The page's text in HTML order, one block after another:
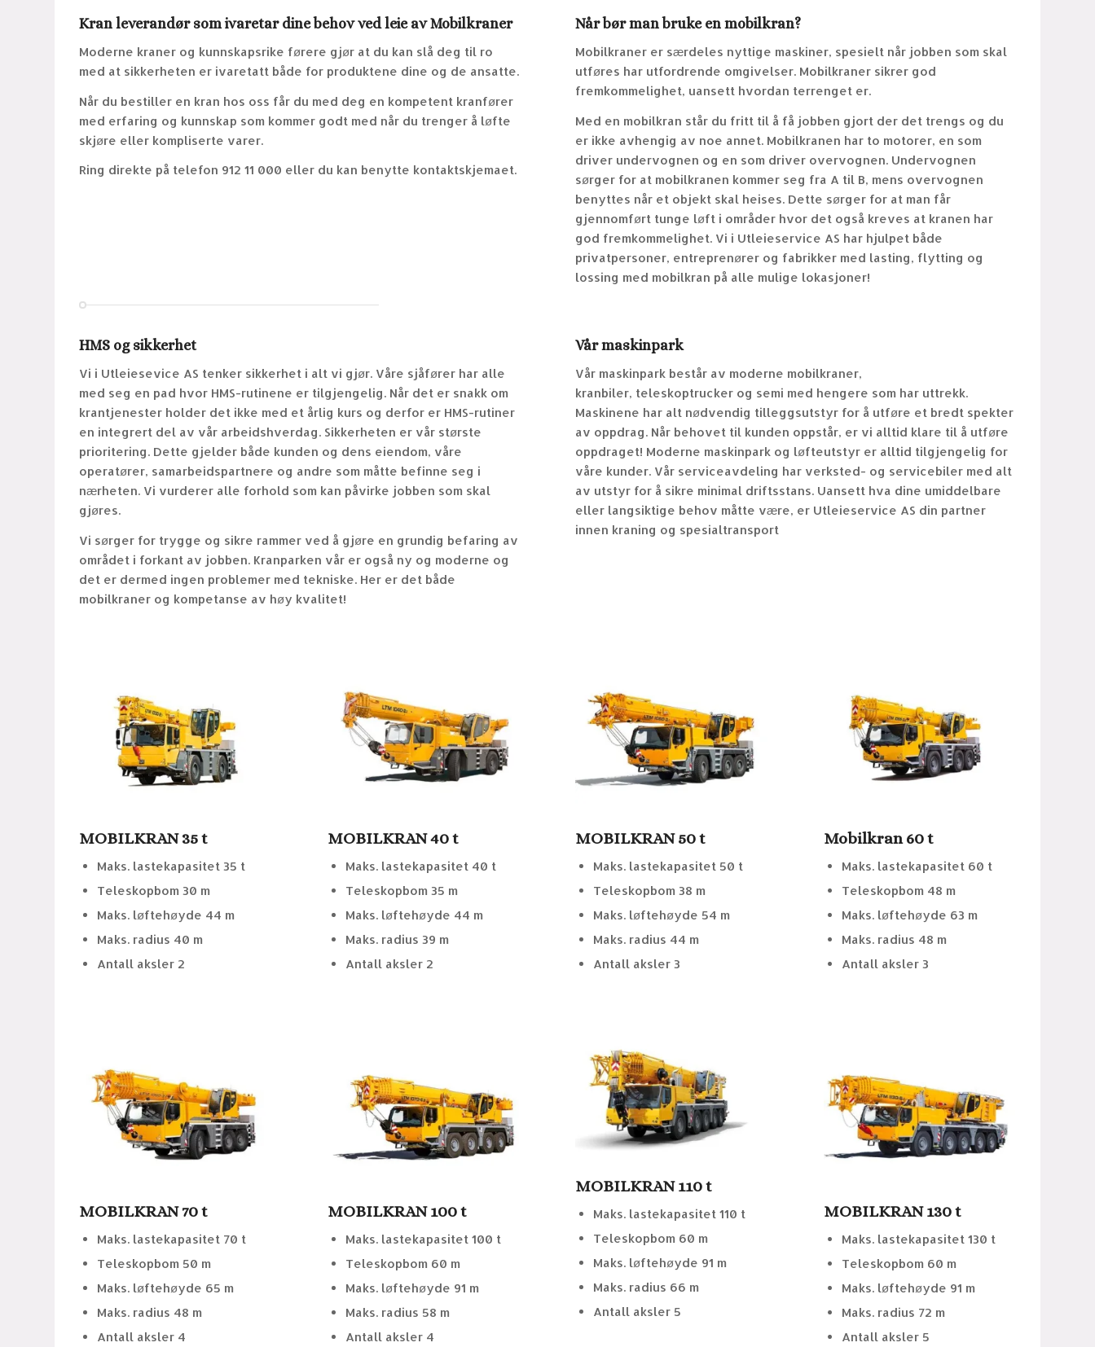
Kran leverandør som ivaretar dine behov ved leie av Mobilkraner
Moderne kraner og kunnskapsrike førere gjør at du kan slå deg til ro
med at sikkerheten er ivaretatt både for produktene dine og de ansatte.
Når du bestiller en kran hos oss får du med deg en kompetent kranfører
med erfaring og kunnskap som kommer godt med når du trenger å løfte
skjøre eller kompliserte varer.
Ring direkte på telefon 912 11 000 eller du kan benytte kontaktskjemaet.
Når bør man bruke en mobilkran?
Mobilkraner er særdeles nyttige maskiner, spesielt når jobben som skal
utføres har utfordrende omgivelser. Mobilkraner sikrer god
fremkommelighet, uansett hvordan terrenget er.
Med en mobilkran står du fritt til å få jobben gjort der det trengs og du
er ikke avhengig av noe annet. Mobilkranen har to motorer, en som
driver undervognen og en som driver overvognen. Undervognen
sørger for at mobilkranen kommer seg fra A til B, mens overvognen
benyttes når et objekt skal heises. Dette sørger for at man får
gjennomført tunge løft i områder hvor det også kreves at kranen har
god fremkommelighet. Vi i Utleieservice AS har hjulpet både
privatpersoner, entreprenører og fabrikker med lasting, flytting og
lossing med mobilkran på alle mulige lokasjoner!
HMS og sikkerhet
Vi i Utleiesevice AS tenker sikkerhet i alt vi gjør. Våre sjåfører har alle
med seg en pad hvor HMS-rutinene er tilgjengelig. Når det er snakk om
krantjenester holder det ikke med et årlig kurs og derfor er HMS-rutiner
en integrert del av vår arbeidshverdag. Sikkerheten er vår største
prioritering. Dette gjelder både kunden og dens eiendom, våre
operatører, samarbeidspartnere og andre som måtte befinne seg i
nærheten. Vi vurderer alle forhold som kan påvirke jobben som skal
gjøres.
Vi sørger for trygge og sikre rammer ved å gjøre en grundig befaring av
området i forkant av jobben. Kranparken vår er også ny og moderne og
det er dermed ingen problemer med tekniske. Her er det både
mobilkraner og kompetanse av høy kvalitet!
Vår maskinpark
Vår maskinpark består av moderne mobilkraner,
kranbiler, teleskoptrucker og semi med hengere som har uttrekk.
Maskinene har alt nødvendig tilleggsutstyr for å utføre et bredt spekter
av oppdrag. Når behovet til kunden oppstår, er vi alltid klare til å utføre
oppdraget! Moderne maskinpark og løfteutstyr er alltid tilgjengelig for
våre kunder. Vår serviceavdeling har verksted- og servicebiler med alt
av utstyr for å sikre minimal driftsstans. Uansett hva dine umiddelbare
eller langsiktige behov måtte være, er Utleieservice AS din partner
innen kraning og spesialtransport
MOBILKRAN 35 t
Maks. lastekapasitet 35 t
Teleskopbom 30 m
Maks. løftehøyde 44 m
Maks. radius 40 m
Antall aksler 2
MOBILKRAN 40 t
Maks. lastekapasitet 40 t
Teleskopbom 35 m
Maks. løftehøyde 44 m
Maks. radius 39 m
Antall aksler 2
MOBILKRAN 50 t
Maks. lastekapasitet 50 t
Teleskopbom 38 m
Maks. løftehøyde 54 m
Maks. radius 44 m
Antall aksler 3
Mobilkran 60 t
Maks. lastekapasitet 60 t
Teleskopbom 48 m
Maks. løftehøyde 63 m
Maks. radius 48 m
Antall aksler 3
MOBILKRAN 70 t
Maks. lastekapasitet 70 t
Teleskopbom 50 m
Maks. løftehøyde 65 m
Maks. radius 48 m
Antall aksler 4
MOBILKRAN 100 t
Maks. lastekapasitet 100 t
Teleskopbom 60 m
Maks. løftehøyde 91 m
Maks. radius 58 m
Antall aksler 4
MOBILKRAN 110 t
Maks. lastekapasitet 110 t
Teleskopbom 60 m
Maks. løftehøyde 91 m
Maks. radius 66 m
Antall aksler 5
MOBILKRAN 130 t
Maks. lastekapasitet 130 t
Teleskopbom 60 m
Maks. løftehøyde 91 m
Maks. radius 72 m
Antall aksler 5